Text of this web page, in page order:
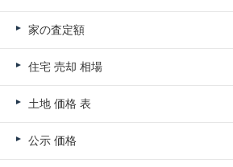
家の査定額
住宅 売却 相場
土地 価格 表
公示 価格